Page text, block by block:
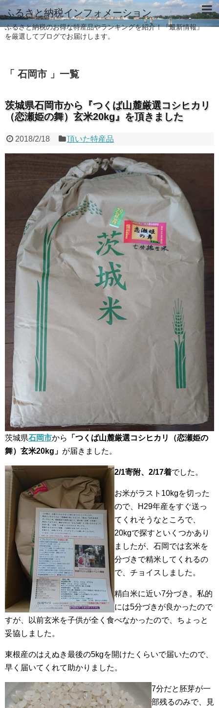
ふるさと納税インフォメーション
ふるさと納税のお得な特産品やランキングを紹介！『最新情報』
を厳選してブログでお届けします。
「 石岡市 」一覧
茨城県石岡市から『つくば山麓厳選コシヒカリ
（恋瀬姫の舞）玄米20kg』を頂きました
2018/2/18 頂いた特産品
茨城県石岡市から
「つくば山麓厳選コシヒカリ（恋瀬姫の
舞）玄米20kg」 が届きました。
2/1寄附、2/17着でした。
お米がラスト10kgを切った
ので、H29年産をすぐ送っ
てくれそうなところで、
20kgで探すといくつかあり
ましたが、石岡では玄米を
分づきで精米してくれるの
で、チョイスしました。
精白米に近い7分づき。私的
には5分づきが良かったので
すが、以前玄米を子供が全く食べなかったので、ちょっと
妥協しました。
東根産のはえぬき最後の5kgを開けたくらいで届いたので、
早く届いてくれて助かりました。
7分だと胚芽が一
部残るのみで、見